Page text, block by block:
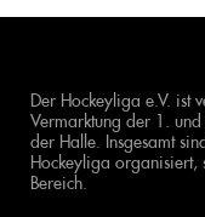
Der Hockeyliga e.V. ist
Vermarktung der 1.
der Halle. Insgesamt
Hockeyliga organisiert,
Bereich.